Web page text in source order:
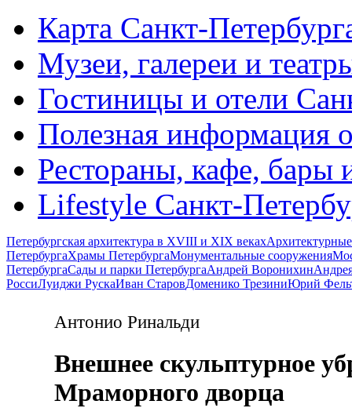
Карта Санкт-
Музеи, галереи и
Гостиницы и отели
Полезная информация
Рестораны, кафе, бары
Lifestyle Санкт-
Петербургская архитектура в XVIII и XIX веках
ПетербургаХрамы ПетербургаМонументальные сооружения
ПетербургаСады и парки ПетербургаАндрей Воронихин
РоссиЛуиджи РускаИван СтаровДоменико ТрезиниЮрий
Антонио Ринальди
Внешнее скульптурное
Мраморного дворца